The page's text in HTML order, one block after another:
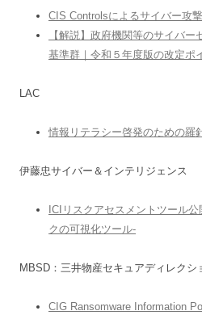
CIS Controlsによるサイバー攻
【解説】政府機関等のサイバ
基準群｜令和５年度版の改定ポ
LAC
情報リテラシー啓発のための羅
伊藤忠サイバー＆インテリジェンス
ICIリスクアセスメントツール
クの可視化ツール-
MBSD：三井物産セキュアディレクシ
CIG Ransomware Information